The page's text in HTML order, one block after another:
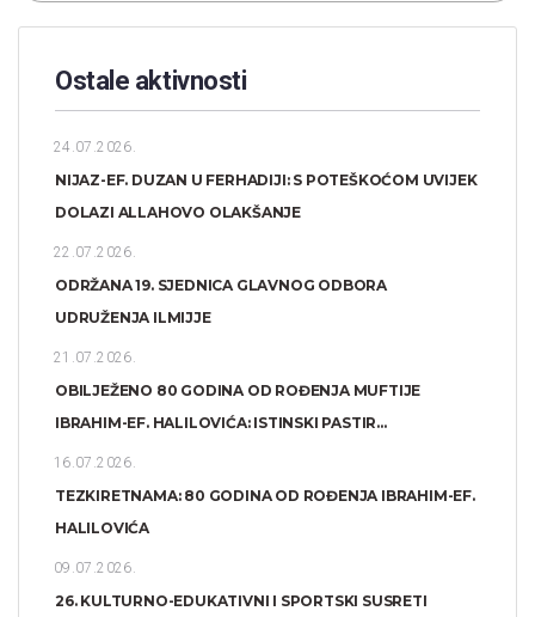
Ostale aktivnosti
24.07.2026.
NIJAZ-EF. DUZAN U FERHADIJI: S POTEŠKOĆOM UVIJEK
DOLAZI ALLAHOVO OLAKŠANJE
22.07.2026.
ODRŽANA 19. SJEDNICA GLAVNOG ODBORA
UDRUŽENJA ILMIJJE
21.07.2026.
OBILJEŽENO 80 GODINA OD ROĐENJA MUFTIJE
IBRAHIM-EF. HALILOVIĆA: ISTINSKI PASTIR...
16.07.2026.
TEZKIRETNAMA: 80 GODINA OD ROĐENJA IBRAHIM-EF.
HALILOVIĆA
09.07.2026.
26. KULTURNO-EDUKATIVNI I SPORTSKI SUSRETI